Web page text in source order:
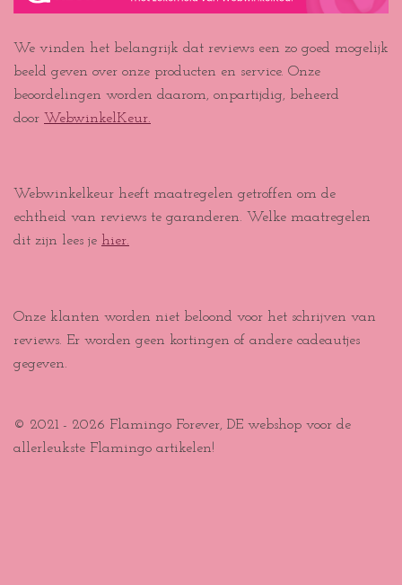
We vinden het belangrijk dat reviews een zo goed mogelijk
beeld geven over onze producten en service. Onze
beoordelingen worden daarom, onpartijdig, beheerd
door WebwinkelKeur.
Webwinkelkeur heeft maatregelen getroffen om de
echtheid van reviews te garanderen. Welke maatregelen
dit zijn lees je hier.
Onze klanten worden niet beloond voor het schrijven van
reviews. Er worden geen kortingen of andere cadeautjes
gegeven.
© 2021 - 2026 Flamingo Forever, DE webshop voor de
allerleukste Flamingo artikelen!